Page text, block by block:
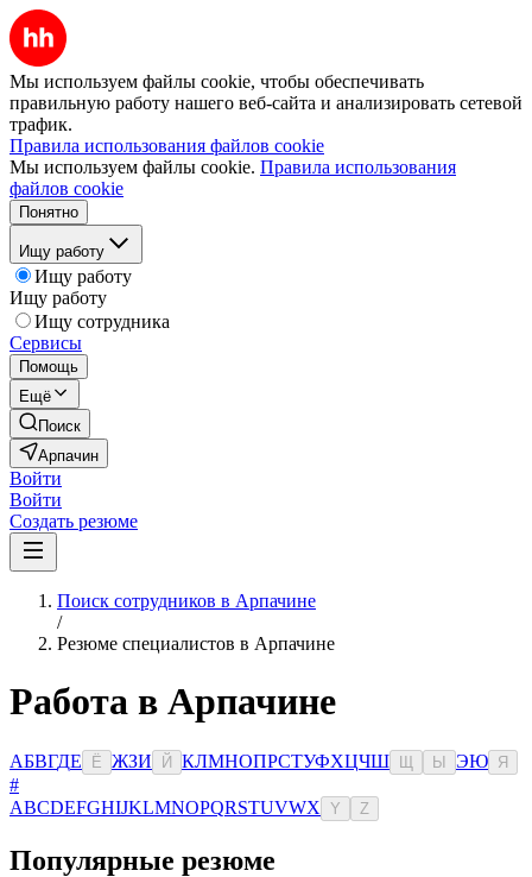
Мы используем файлы cookie, чтобы обеспечивать
правильную работу нашего веб-сайта и анализировать сетевой
трафик.
Правила использования файлов cookie
Мы используем файлы cookie. Правила использования
файлов cookie
Понятно
Ищу работу
Ищу работу
Ищу работу
Ищу сотрудника
Сервисы
Помощь
Ещё
Поиск
Арпачин
Войти
Войти
Создать резюме
Поиск сотрудников в Арпачине
/
Резюме специалистов в Арпачине
Работа в Арпачине
АБВГДЕ Ё ЖЗИ Й КЛМНОПРСТУФХЦЧШ Ы ЭЮ Я
#
ABCDEFGHIJKLMNOPQRSTUVWX Y Z
Популярные резюме